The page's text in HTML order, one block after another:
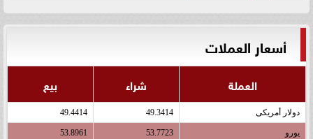
أسعار العملات
العملة شراء بيع
دولار أمريكى 49.3414
49.4414
يورو 53.7723
53.8961